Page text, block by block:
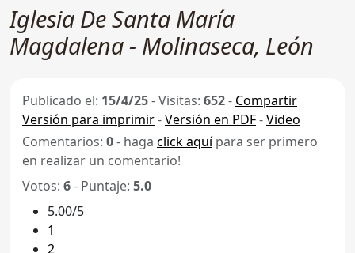
Iglesia De Santa María
Magdalena - Molinaseca, León
Publicado el: 15/4/25-Visitas: 652- Compartir
Versión para imprimir-Versión en PDF-Video
Comentarios: 0- haga click aquípara ser primero
en realizar un comentario!
Votos: 6- Puntaje: 5.0
5.00/5
1
2